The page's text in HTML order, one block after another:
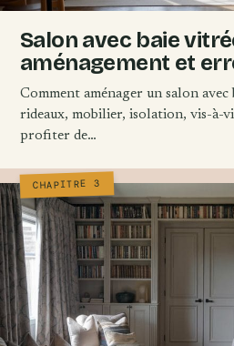
Salon avec baie
aménagement et
Comment aménager un salon
rideaux, mobilier, isolation, vis-à-
profiter de…
CHAPITRE 3